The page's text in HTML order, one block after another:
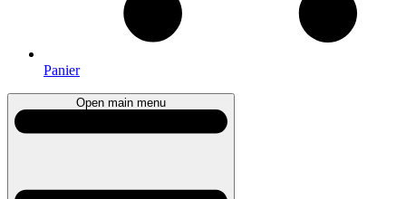
Panier
Open main menu